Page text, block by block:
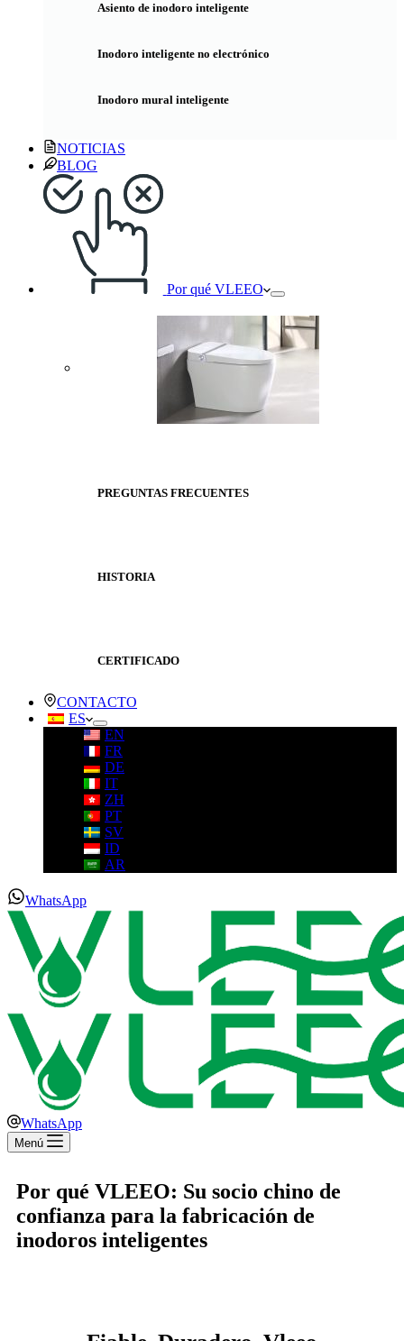
Asiento de inodoro inteligente
Inodoro inteligente no electrónico
Inodoro mural inteligente
NOTICIAS
BLOG
Por qué VLEEO
PREGUNTAS FRECUENTES
HISTORIA
CERTIFICADO
CONTACTO
ES
EN
FR
DE
IT
ZH
PT
SV
ID
AR
WhatsApp
WhatsApp
Menú
Por qué VLEEO: Su socio chino de
confianza para la fabricación de
inodoros inteligentes